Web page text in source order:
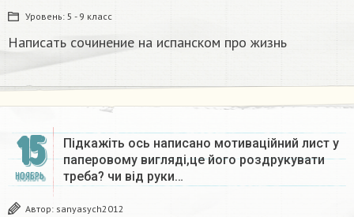
Уровень: 5 - 9 класс
Написать сочинение на испанском про жизнь​
15
НОЯБРЬ
Підкажіть ось написано мотиваційний лист у
паперовому вигляді,це його роздрукувати
треба? чи від руки…
Автор: sanyasych2012